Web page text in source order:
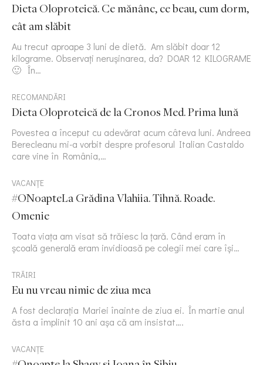
Dieta Oloproteică. Ce mănânc, ce beau, cum dorm,
cât am slăbit
Au trecut aproape 3 luni de dietă. Am slăbit doar 12
kilograme. Observați nerușinarea, da? DOAR 12 KILOGRAME
🙂 În…
RECOMANDĂRI
Dieta Oloproteică de la Cronos Med. Prima lună
Povestea a început cu adevărat acum câteva luni. Andreea
Berecleanu mi-a vorbit despre profesorul Italian Castaldo
care vine în România,…
VACANȚE
#ONoapteLa Grădina Vlahiia. Tihnă. Roade.
Omenie
Toata viața am visat să trăiesc la țară. Când eram în
școală generală eram invidioasă pe colegii mei care își…
TRĂIRI
Eu nu vreau nimic de ziua mea
A fost declarația Mariei înainte de ziua ei. În martie anul
ăsta a împlinit 10 ani așa că am insistat….
VACANȚE